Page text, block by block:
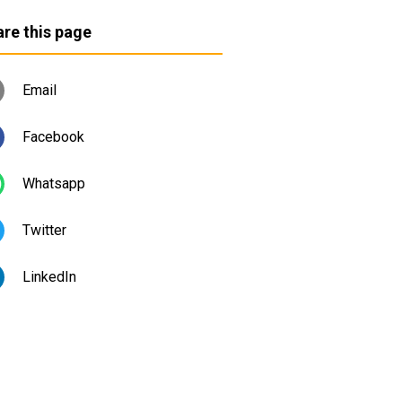
this page
Email
Facebook
Whatsapp
Twitter
LinkedIn